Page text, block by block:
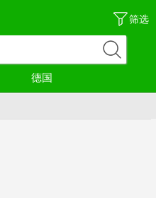
筛选
德国